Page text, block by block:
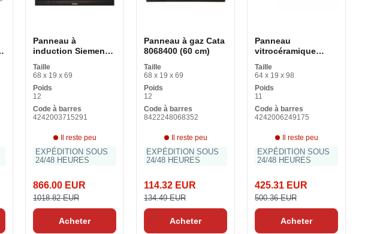
Panneau à
induction Siemens
cm 60 cm
Taille
68 x 19 x 69
Poids
12
Code à barres
4242003715291
Il reste peu
EXPÉDITION SOUS
24/48 HEURES
866.00 EUR
1018.82 EUR
Acheter
Panneau à gaz Cata
8068400 (60 cm)
Taille
68 x 19 x 69
Poids
12
Code à barres
8422248068352
Il reste peu
EXPÉDITION SOUS
24/48 HEURES
114.32 EUR
134.49 EUR
Acheter
Panneau
vitrocéramique
cm
Taille
64 x 19 x 98
Poids
11
Code à barres
4242006249175
Il reste peu
EXPÉDITION SOUS
24/48 HEURES
425.31 EUR
500.36 EUR
Acheter